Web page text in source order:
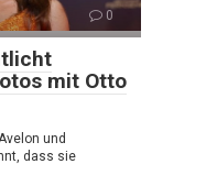
0
mit Otto
und
dass sie